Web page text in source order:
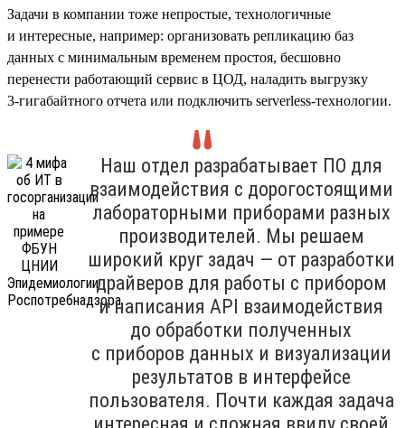
Задачи в компании тоже непростые, технологичные
и интересные, например: организовать репликацию баз
данных с минимальным временем простоя, бесшовно
перенести работающий сервис в ЦОД, наладить выгрузку
3‑гигабайтного отчета или подключить serverless-технологии.
Наш отдел разрабатывает ПО для
взаимодействия с дорогостоящими
лабораторными приборами разных
производителей. Мы решаем
широкий круг задач — от разработки
драйверов для работы с прибором
и написания API взаимодействия
до обработки полученных
с приборов данных и визуализации
результатов в интерфейсе
пользователя. Почти каждая задача